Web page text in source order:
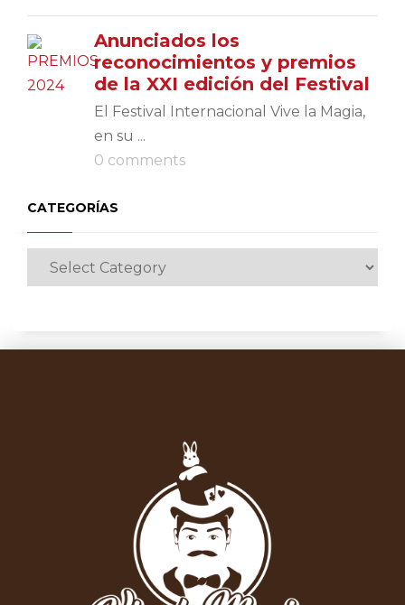
Anunciados los
reconocimientos y premios
de la XXI edición del Festival
El Festival Internacional Vive la Magia,
en su ...
0 comments
CATEGORÍAS